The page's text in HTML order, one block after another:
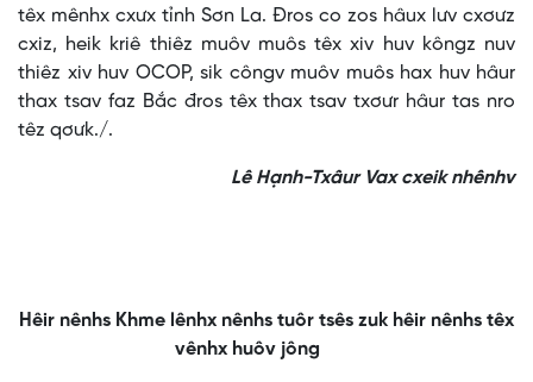
têx mênhx cxưx tỉnh Sơn La. Đros co zos hâux lưv cxơưz
cxiz, heik kriê thiêz muôv muôs têx xiv huv kôngz nuv
thiêz xiv huv OCOP, sik côngv muôv muôs hax huv hâur
thax tsav faz Bắc đros têx thax tsav txơưr hâur tas nro
têz qơưk./.
Lê Hạnh-Txâur Vax cxeik nhênhv
Hêir nênhs Khme lênhx nênhs tuôr tsês zuk hêir nênhs têx
vênhx huôv jông